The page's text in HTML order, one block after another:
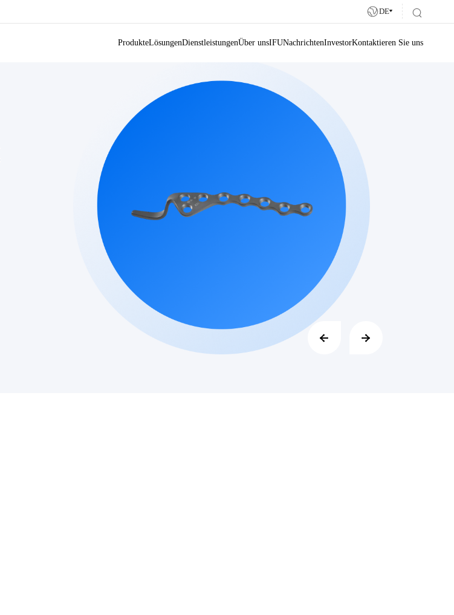
DE
ProdukteLösungenDienstleistungenÜber unsIFUNachrichtenInvestorKontaktieren Sie uns